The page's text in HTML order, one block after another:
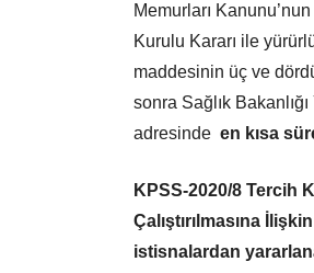
Memurları
Kurulu Kararı ile
maddesinin üç ve
sonra Sağlık
adresinde en kısa
KPSS-2020/8 Tercih
Çalıştırılmasına
istisnalardan